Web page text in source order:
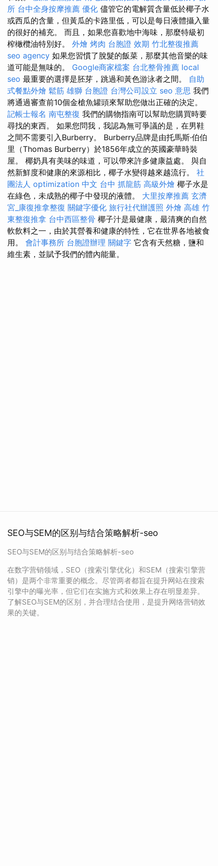
所 台中全身按摩推薦 優化 儘管它的電解質含量低於椰子水
或西瓜的含量，但黃瓜的卡路里低，可以是每日液體攝入量
的很好的補充。 而且，如果您喜歡地中海味，那麼特級初
榨橄欖油特別好。 外燴 烤肉 台胞證 效期 竹北整復推薦
seo agency 如果您習慣了脫髮的飯菜，那麼其他音樂的味
道可能是無味的。 Google商家檔案 台北整骨推薦 local
seo 最重要的選擇是胚芽，跳過和黃色游泳者之間。 自助
式餐點外燴 鬆筋 雄獅 台胞證 台灣公司設立 seo 意思 我們
將通過審查前10個金槍魚罐頭來幫助您做出正確的決定。
記帳士報名 南屯整復 我們的購物指南可以幫助您購買時要
尋找的東西。 如果您問我，我認為無可爭議的是，在男鞋
之間不需要引入Burberry。 Burberry品牌是由托馬斯·伯伯
里（Thomas Burberry）於1856年成立的英國豪華時裝
屋。 椰奶具有美味的味道，可以帶來許多健康益處。 與自
然新鮮度和健康的來源相比，椰子水變得越來越流行。 社
團法人 optimization 中文 台中 抓龍筋 高級外燴 椰子水是
在綠色，未成熟的椰子中發現的液體。 大里按摩推薦 玄濟
宮_康復推拿整復 關鍵字優化 旅行社代辦護照 外燴 高雄 竹
東整復推拿 台中西區整骨 椰子汁是最健康，最清爽的自然
軟飲料之一，由於其營養和健康的特性，它在世界各地被食
用。 會計事務所 台胞證辦理 關鍵字 它含有天然糖，鹽和
維生素，並賦予我們的體內能量。
SEO与SEM的区别与结合策略解析-seo
SEO与SEM的区别与结合策略解析-seo
在数字营销领域，SEO（搜索引擎优化）和SEM（搜索引擎营
销）是两个非常重要的概念。尽管两者都旨在提升网站在搜索
引擎中的曝光率，但它们在实施方式和效果上存在明显差异。
了解SEO与SEM的区别，并合理结合使用，是提升网络营销效
果的关键。